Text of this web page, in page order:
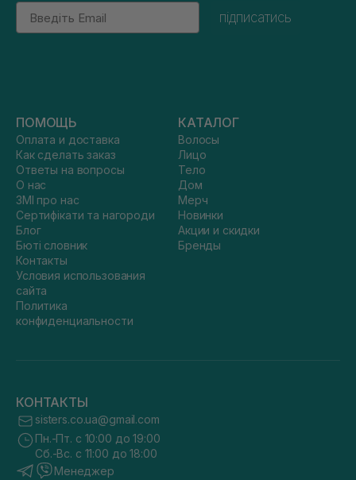
Email
підписатись
ПОМОЩЬ
Оплата и доставка
Как сделать заказ
Ответы на вопросы
О нас
ЗМІ про нас
Сертифікати та нагороди
Блог
Бюті словник
Контакты
Условия использования
сайта
Политика
конфиденциальности
КАТАЛОГ
Волосы
Лицо
Тело
Дом
Мерч
Новинки
Акции и скидки
Бренды
КОНТАКТЫ
sisters.co.ua@gmail.com
Пн.-Пт. с 10:00 до 19:00
Сб.-Вс. с 11:00 до 18:00
Менеджер